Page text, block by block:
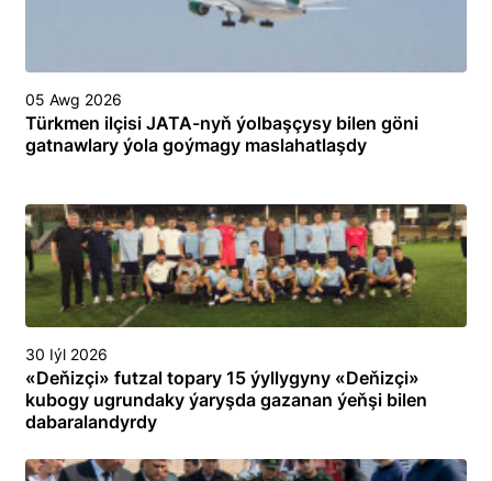
05 Awg 2026
Türkmen ilçisi JATA-nyň ýolbaşçysy bilen göni
gatnawlary ýola goýmagy maslahatlaşdy
30 Iýl 2026
«Deňizçi» futzal topary 15 ýyllygyny «Deňizçi»
kubogy ugrundaky ýaryşda gazanan ýeňşi bilen
dabaralandyrdy